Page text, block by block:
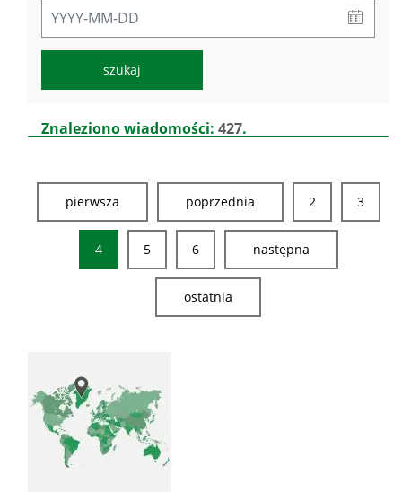
Lista
aktualności
Znaleziono wiadomości: 427.
pierwsza poprzednia 2 3
4 5 6 następna
ostatnia